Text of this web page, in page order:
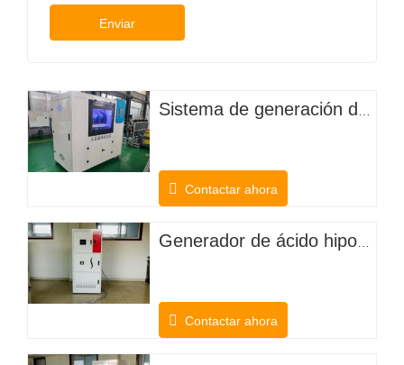
Enviar
Contactar ahora
Contactar ahora